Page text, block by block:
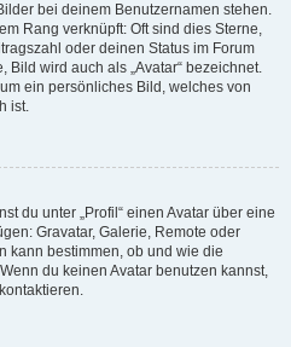
bei deinem Benutzernamen stehen.
Rang verknüpft: Oft sind dies Sterne,
oder deinen Status im Forum
wird auch als „Avatar“ bezeichnet.
ein persönliches Bild, welches von
ist.
du unter „Profil“ einen Avatar über eine
Gravatar, Galerie, Remote oder
kann bestimmen, ob und wie die
du keinen Avatar benutzen kannst,